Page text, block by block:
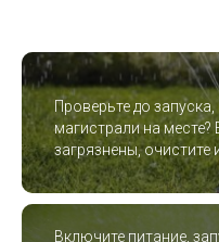
Проверьте до
магистрали на
загрязнены, очистите
Включите питание,